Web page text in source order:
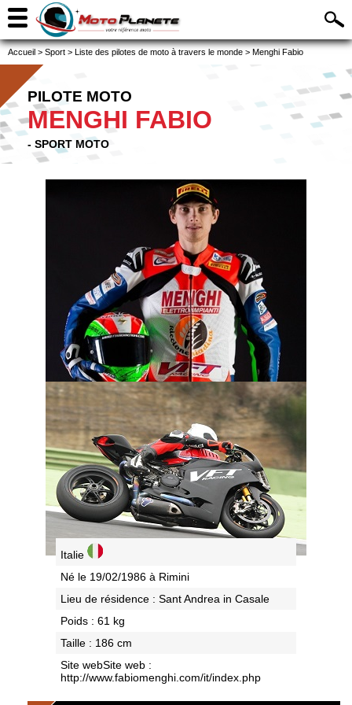
Accueil > Sport > Liste des pilotes de moto à travers le monde > Menghi Fabio
PILOTE MOTO
MENGHI FABIO
- SPORT MOTO
Italie
Né le 19/02/1986 à Rimini
Lieu de résidence : Sant Andrea in Casale
Poids : 61 kg
Taille : 186 cm
Site webSite web :
http://www.fabiomenghi.com/it/index.php